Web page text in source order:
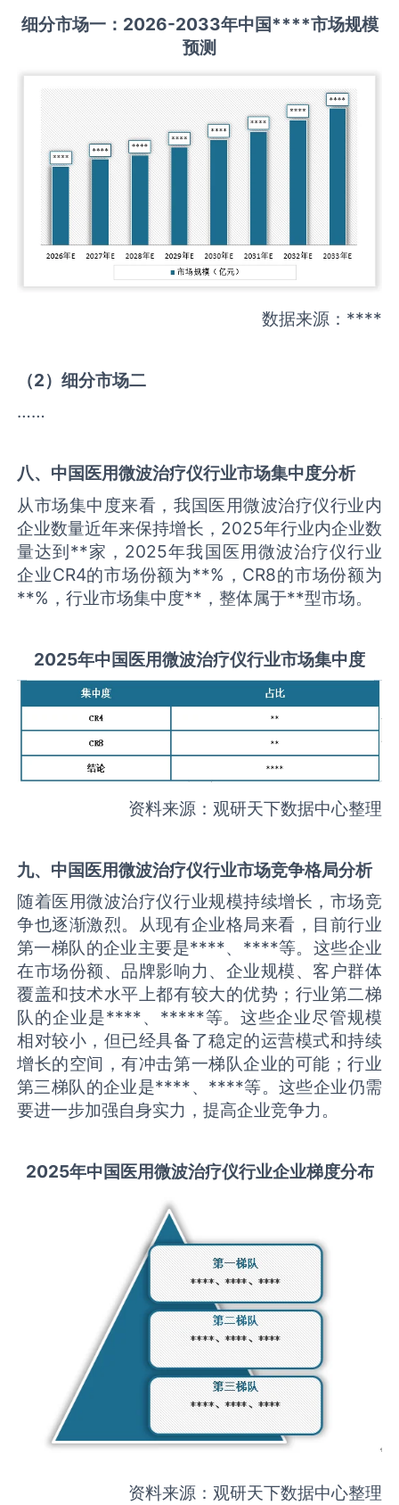
细分市场一： 2026-2033年中国****市场规模
预测
数据来源：****
（2）细分市场二
……
八、中国 医用微波治疗仪行业市场集中度分析
从市场集中度来看，我国医用微波治疗仪行业内
企业数量近年来保持增长，2025年行业内企业数
量达到**家，2025年我国医用微波治疗仪行业
企业CR4的市场份额为**%，CR8的市场份额为
**%，行业市场集中度**，整体属于**型市场。
2025年中国医用微波治疗仪行业市场集中度
资料来源：观研天下数据中心整理
九、中国医用微波治疗仪行业市场竞争格局分析
随着医用微波治疗仪行业规模持续增长，市场竞
争也逐渐激烈。从现有企业格局来看，目前行业
第一梯队的企业主要是****、****等。这些企业
在市场份额、品牌影响力、企业规模、客户群体
覆盖和技术水平上都有较大的优势；行业第二梯
队的企业是****、*****等。这些企业尽管规模
相对较小，但已经具备了稳定的运营模式和持续
增长的空间，有冲击第一梯队企业的可能；行业
第三梯队的企业是****、****等。这些企业仍需
要进一步加强自身实力，提高企业竞争力。
2025年中国医用微波治疗仪行业企业梯度分布
资料来源：观研天下数据中心整理